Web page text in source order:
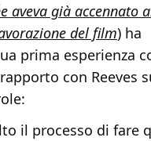
aveva già accennato
del film) ha
prima esperienza
con Reeves
il processo di fare